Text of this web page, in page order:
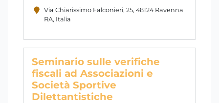
Via Chiarissimo Falconieri, 25, 48124 Ravenna
RA, Italia
Seminario sulle verifiche
fiscali ad Associazioni e
Società Sportive
Dilettantistiche